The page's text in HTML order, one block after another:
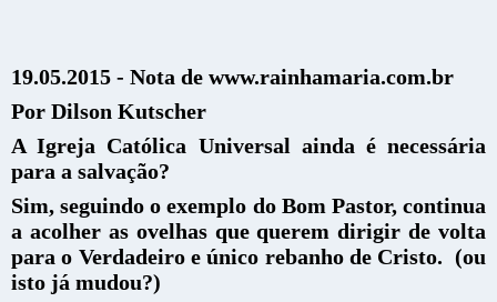
19.05.2015 - Nota de www.rainhamaria.com.br
Por Dilson Kutscher
A Igreja Católica Universal ainda é necessária
para a salvação?
Sim, seguindo o exemplo do Bom Pastor, continua
a acolher as ovelhas que querem dirigir de volta
para o Verdadeiro e único rebanho de Cristo. (ou
isto já mudou?)